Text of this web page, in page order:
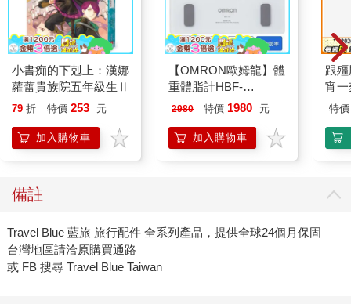
小書痴的下剋上：漢娜
蘿蕾貴族院五年級生Ⅱ
79 折 特價 253 元
加入購物車
【OMRON歐姆龍】體
重體脂計HBF-
212W+送原價2980元
221053
2980 特價 1980 元
加入購物車
跟
宵
外篇
特價
備註
Travel Blue 藍旅 旅行配件 全系列產品，提供全球24個月保固
台灣地區請洽原購買通路
或 FB 搜尋 Travel Blue Taiwan